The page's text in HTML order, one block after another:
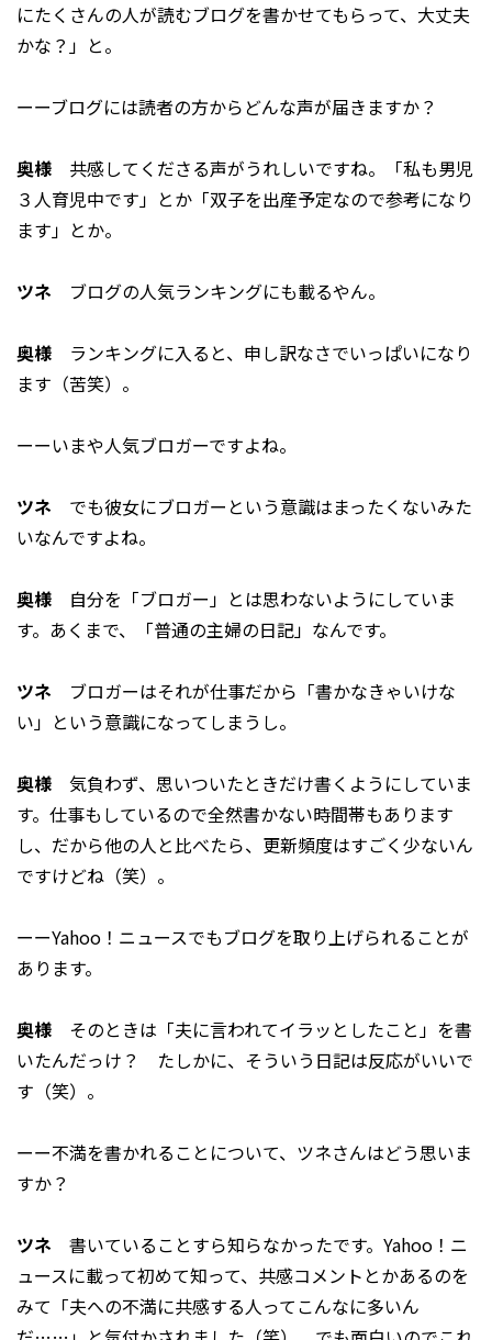
にたくさんの人が読むブログを書かせてもらって、大丈夫
かな？」と。
ーーブログには読者の方からどんな声が届きますか？
奥様 共感してくださる声がうれしいですね。「私も男児
３人育児中です」とか「双子を出産予定なので参考になり
ます」とか。
ツネ ブログの人気ランキングにも載るやん。
奥様 ランキングに入ると、申し訳なさでいっぱいになり
ます（苦笑）。
ーーいまや人気ブロガーですよね。
ツネ でも彼女にブロガーという意識はまったくないみた
いなんですよね。
奥様 自分を「ブロガー」とは思わないようにしていま
す。あくまで、「普通の主婦の日記」なんです。
ツネ ブロガーはそれが仕事だから「書かなきゃいけな
い」という意識になってしまうし。
奥様 気負わず、思いついたときだけ書くようにしていま
す。仕事もしているので全然書かない時間帯もあります
し、だから他の人と比べたら、更新頻度はすごく少ないん
ですけどね（笑）。
ーーYahoo！ニュースでもブログを取り上げられることが
あります。
奥様 そのときは「夫に言われてイラッとしたこと」を書
いたんだっけ？ たしかに、そういう日記は反応がいいで
す（笑）。
ーー不満を書かれることについて、ツネさんはどう思いま
すか？
ツネ 書いていることすら知らなかったです。Yahoo！ニ
ュースに載って初めて知って、共感コメントとかあるのを
みて「夫への不満に共感する人ってこんなに多いん